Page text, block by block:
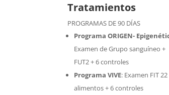
Tratamientos
PROGRAMAS DE 90 DÍAS
Programa ORIGEN-
Examen de Grupo sanguíneo +
FUT2 + 6 controles
Programa VIVE: Examen FIT 22
alimentos + 6 controles